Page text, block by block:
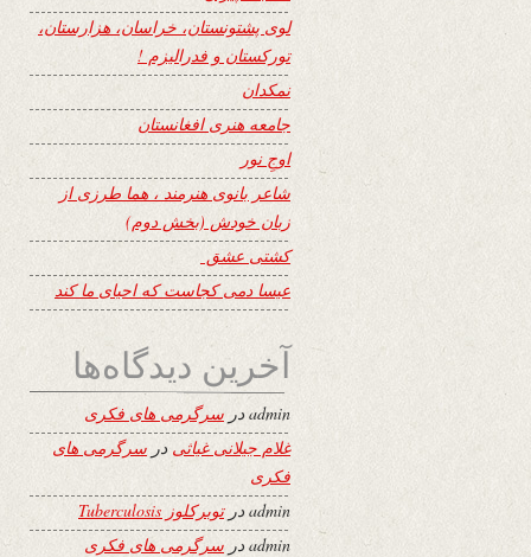
لوی پشتونستان، خراسان، هزارستان،
تورکستان و فدرالیزم !
نمکدان
جامعه هنری افغانستان
اوجِ نور
شاعر بانوی هنرمند ، هما طرزی از
زبان خودش (بخش دوم)
کشتی عشق
عیسا دمی کجاست که احیای ما کند
آخرین دیدگاه‌ها
adminدر سرگرمی های فکری
غلام جیلانی غیاثی در سرگرمی های
فکری
adminدرتوبرکلوز Tuberculosis
adminدر سرگرمی های فکری